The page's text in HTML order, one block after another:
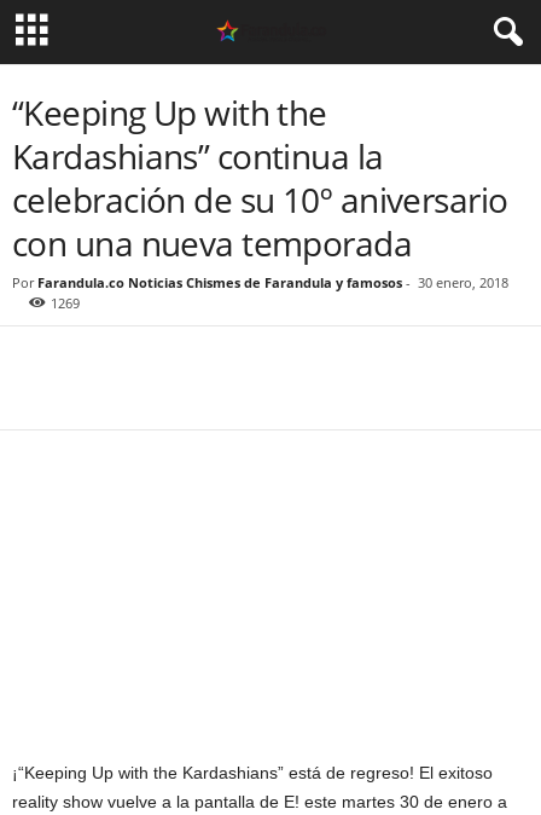
“Keeping Up with the
Kardashians” continua la
celebración de su 10º aniversario
con una nueva temporada
Por Farandula.co Noticias Chismes de Farandula y famosos - 30 enero, 2018
1269
¡“Keeping Up with the Kardashians” está de regreso! El exitoso
reality show vuelve a la pantalla de E! este martes 30 de enero a